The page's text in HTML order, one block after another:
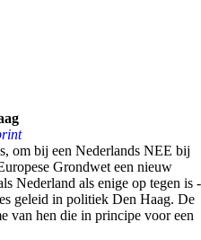
om bij een Nederlands NEE bij
Grondwet een nieuw
Nederland als enige op tegen is -
geleid in politiek Den Haag. De
van hen die in principe voor een